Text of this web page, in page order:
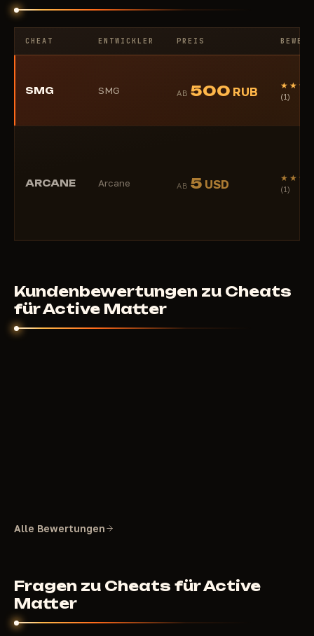
CHEAT ENTWICKLER PREIS
SMG SMG AB 500 RUB (1)
ARCANE Arcane AB 5 USD (1)
Kundenbewertungen zu Cheats
für Active Matter
Alle Bewertungen
Fragen zu Cheats für Active
Matter